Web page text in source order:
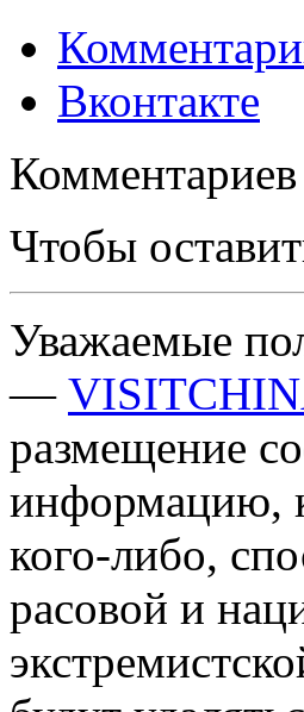
Вконтакте
Чтобы
Уважаемые
—
размещение
информацию,
кого-либо,
расовой и